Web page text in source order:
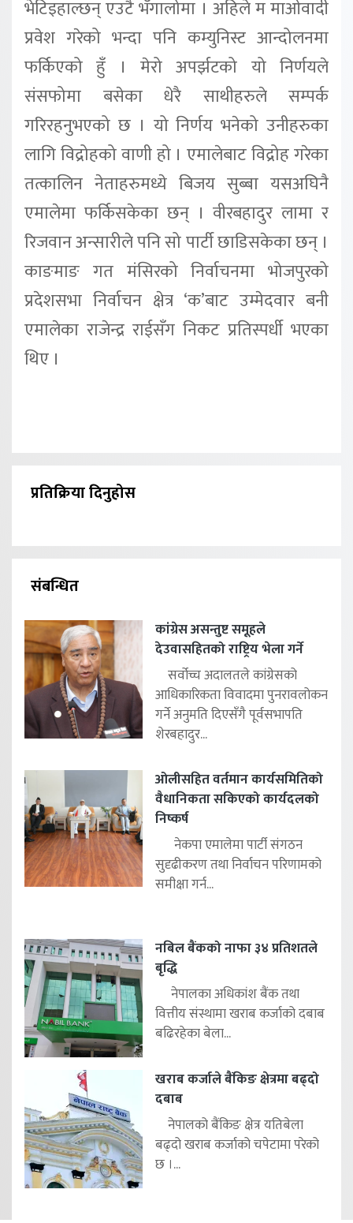
भेटिइहाल्छन् एउटै भँगालोमा । अहिले म माओवादी
प्रवेश गरेको भन्दा पनि कम्युनिस्ट आन्दोलनमा
फर्किएको हुँ । मेरो अपर्झटको यो निर्णयले
संसफोमा बसेका धेरै साथीहरुले सम्पर्क
गरिरहनुभएको छ । यो निर्णय भनेको उनीहरुका
लागि विद्रोहको वाणी हो । एमालेबाट विद्रोह गरेका
तत्कालिन नेताहरुमध्ये बिजय सुब्बा यसअघिनै
एमालेमा फर्किसकेका छन् । वीरबहादुर लामा र
रिजवान अन्सारीले पनि सो पार्टी छाडिसकेका छन् ।
काङमाङ गत मंसिरको निर्वाचनमा भोजपुरको
प्रदेशसभा निर्वाचन क्षेत्र ‘क’बाट उम्मेदवार बनी
एमालेका राजेन्द्र राईसँग निकट प्रतिस्पर्धी भएका
थिए ।
प्रतिक्रिया दिनुहोस
संबन्धित
कांग्रेस असन्तुष्ट समूहले
देउवासहितको राष्ट्रिय भेला गर्ने
सर्वोच्च अदालतले कांग्रेसको
आधिकारिकता विवादमा पुनरावलोकन
गर्ने अनुमति दिएसँगै पूर्वसभापति
शेरबहादुर...
ओलीसहित वर्तमान कार्यसमितिको
वैधानिकता सकिएको कार्यदलको
निष्कर्ष
नेकपा एमालेमा पार्टी संगठन
सुदृढीकरण तथा निर्वाचन परिणामको
समीक्षा गर्न...
नबिल बैंकको नाफा ३४ प्रतिशतले
बृद्धि
नेपालका अधिकांश बैंक तथा
वित्तीय संस्थामा खराब कर्जाको दबाब
बढिरहेका बेला...
खराब कर्जाले बैंकिङ क्षेत्रमा बढ्दो
दबाब
नेपालको बैंकिङ क्षेत्र यतिबेला
बढ्दो खराब कर्जाको चपेटामा परेको
छ ।...